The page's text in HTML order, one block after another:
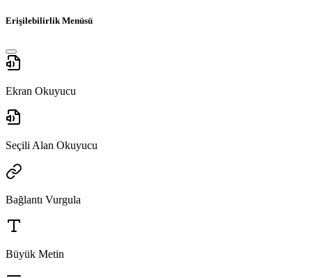
Erişilebilirlik Menüsü
Ekran Okuyucu
Seçili Alan Okuyucu
Bağlantı Vurgula
Büyük Metin